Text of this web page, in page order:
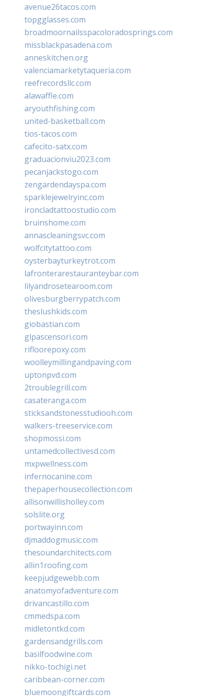
avenue26tacos.com
topgglasses.com
broadmoornailsspacoloradosprings.com
missblackpasadena.com
anneskitchen.org
valenciamarketytaqueria.com
reefrecordsllc.com
alawaffle.com
aryouthfishing.com
united-basketball.com
tios-tacos.com
cafecito-satx.com
graduacionviu2023.com
pecanjackstogo.com
zengardendayspa.com
sparklejewelryinc.com
ironcladtattoostudio.com
bruinshome.com
annascleaningsvc.com
wolfcitytattoo.com
oysterbayturkeytrot.com
lafronterarestauranteybar.com
lilyandrosetearoom.com
olivesburgberrypatch.com
theslushkids.com
giobastian.com
glpascensori.com
rifloorepoxy.com
woolleymillingandpaving.com
uptonpvd.com
2troublegrill.com
casateranga.com
sticksandstonesstudiooh.com
walkers-treeservice.com
shopmossi.com
untamedcollectivesd.com
mxpwellness.com
infernocanine.com
thepaperhousecollection.com
allisonwillisholley.com
solslite.org
portwayinn.com
djmaddogmusic.com
thesoundarchitects.com
allin1roofing.com
keepjudgewebb.com
anatomyofadventure.com
drivancastillo.com
cmmedspa.com
midletontkd.com
gardensandgrills.com
basilfoodwine.com
nikko-tochigi.net
caribbean-corner.com
bluemoongiftcards.com